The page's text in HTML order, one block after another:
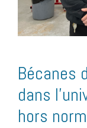
Bécanes
dans
hors